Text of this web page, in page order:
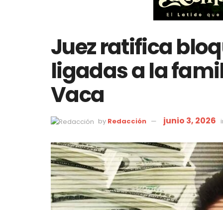
Juez ratifica
ligadas a la
Vaca
by Redacción junio 3, 2026